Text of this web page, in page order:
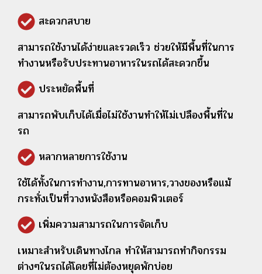
สะดวกสบาย
สามารถใช้งานได้ง่ายและรวดเร็ว ช่วยให้มีพื้นที่ในการ
ทำงานหรือรับประทานอาหารในรถได้สะดวกขึ้น
ประหยัดพื้นที่
สามารถพับเก็บได้เมื่อไม่ใช้งานทำให้ไม่เปลืองพื้นที่ใน
รถ
หลากหลายการใช้งาน
ใช้ได้ทั้งในการทำงาน,การทานอาหาร,วางของหรือแม้
กระทั่งเป็นที่วางหนังสือหรือคอมพิวเตอร์
เพิ่มความสามารถในการจัดเก็บ
เหมาะสำหรับเดินทางไกล ทำให้สามารถทำกิจกรรม
ต่างๆในรถได้โดยที่ไม่ต้องหยุดพักบ่อย